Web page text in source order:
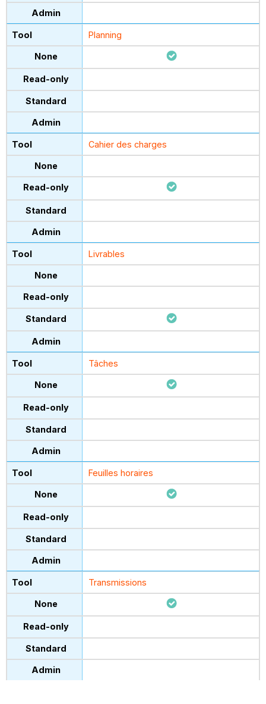
Planning
Cahier des charges
Livrables
Tâches
Feuilles horaires
Transmissions